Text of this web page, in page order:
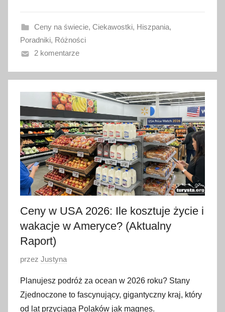
n
o
1
s
t
y
c
z
n
i
a
2
0
2
6
Ceny na świecie, Ciekawostki, Hiszpania,
Poradniki, Różności
2 komentarze
Ceny w USA 2026: Ile kosztuje życie i
wakacje w Ameryce? (Aktualny
Raport)
O
u
b
przez Justyna
Planujesz podróż za ocean w 2026 roku? Stany
Zjednoczone to fascynujący, gigantyczny kraj, który
od lat przyciąga Polaków jak magnes.